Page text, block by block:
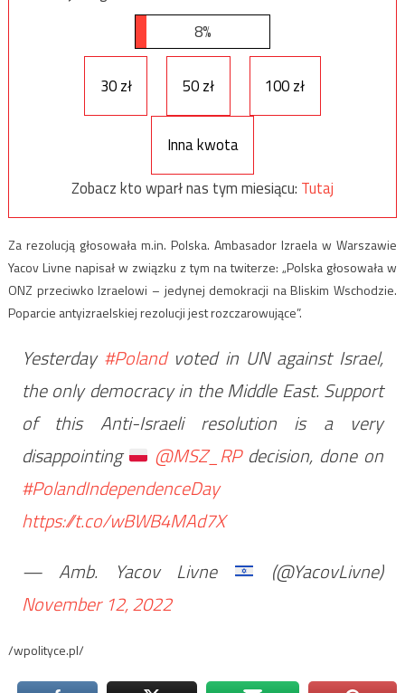
8%
30 zł 50 zł 100 zł
Inna kwota
Zobacz kto wparł nas tym miesiącu: Tutaj
Za rezolucją głosowała m.in. Polska. Ambasador Izraela w Warszawie
Yacov Livne napisał w związku z tym na twiterze: „Polska głosowała w
ONZ przeciwko Izraelowi – jedynej demokracji na Bliskim Wschodzie.
Poparcie antyizraelskiej rezolucji jest rozczarowujące”.
Yesterday #Polandvoted in UN against Israel,
the only democracy in the Middle East. Support
of this Anti-Israeli resolution is a very
disappointing
@MSZ_RPdecision, done on
#PolandIndependenceDay
https://t.co/wBWB4MAd7X
— Amb. Yacov Livne
(@YacovLivne)
November 12, 2022
/wpolityce.pl/